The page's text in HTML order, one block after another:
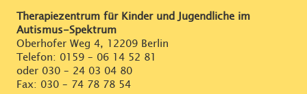
Therapiezentrum für Kinder und Jugendliche im
Autismus-Spektrum
Oberhofer Weg 4, 12209 Berlin
Telefon: 0159 – 06 14 52 81
oder 030 – 24 03 04 80
Fax: 030 – 74 78 78 54